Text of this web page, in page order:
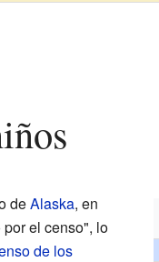
deAlaska, en
el censo", lo
de los